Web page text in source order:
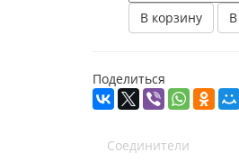
В корзину
Поделиться
Соединители